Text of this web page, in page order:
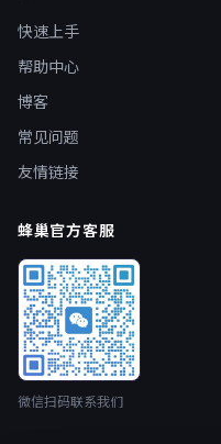
快速上手
帮助中心
博客
常见问题
友情链接
蜂巢官方客服
微信扫码联系我们